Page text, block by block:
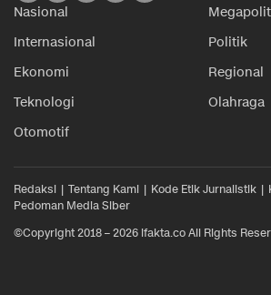
Nasional
Internasional
Politik
Ekonomi
Regional
Teknologi
Olahraga
Otomotif
Redaksi Tentang Kami Kode Etik Jurnalistik
Pedoman Media Siber
©Copyright 2018 – 2026 ifakta.co All Rights